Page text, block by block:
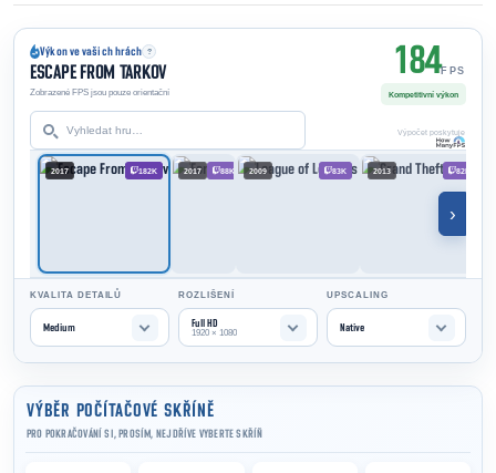
Výkon ve vašich hrách ?
ESCAPE FROM TARKOV
Zobrazené FPS jsou pouze orientační
184FPS
Kompetitivní výkon
Výpočet poskytuje
2017 182K 2017 88K 2009 83K 2013 82K
›
KVALITA DETAILŮ
Medium
ROZLIŠENÍ
Full HD
1920 × 1080
UPSCALING
Native
VÝBĚR POČÍTAČOVÉ SKŘÍNĚ
PRO POKRAČOVÁNÍ SI, PROSÍM, NEJDŘÍVE VYBERTE SKŘÍŇ